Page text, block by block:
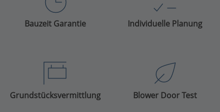
Bauzeit Garantie Individuelle Planung
Grundstücksvermittlung Blower Door Test